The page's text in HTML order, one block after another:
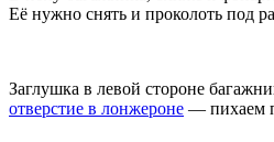
Её нужно снять и проколоть под
Заглушка в левой стороне
отверстие в лонжероне — пихаем